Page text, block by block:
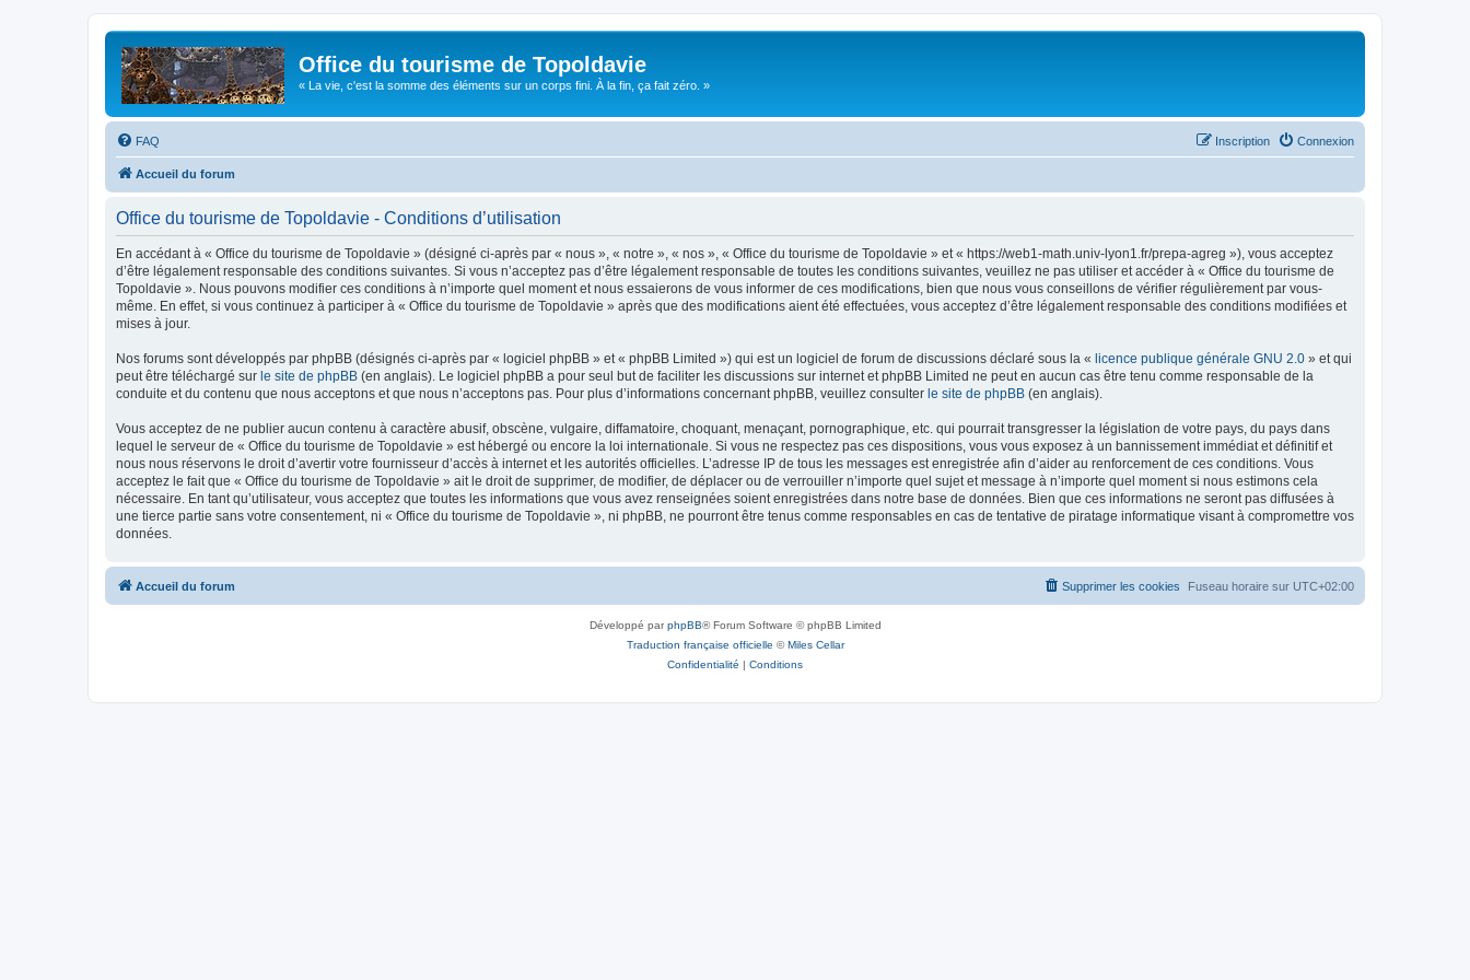
Office du tourisme de Topoldavie
« La vie, c'est la somme des éléments sur un corps fini. À la fin, ça fait zéro. »
FAQ Connexion
Inscription
Accueil du forum
Office du tourisme de Topoldavie - Conditions d’utilisation
En accédant à « Office du tourisme de Topoldavie » (désigné ci-après par « nous », « notre », « nos », « Office du tourisme de Topoldavie » et « https://web1-math.univ-lyon1.fr/prepa-agreg »), vous acceptez
d’être légalement responsable des conditions suivantes. Si vous n’acceptez pas d’être légalement responsable de toutes les conditions suivantes, veuillez ne pas utiliser et accéder à « Office du tourisme de
Topoldavie ». Nous pouvons modifier ces conditions à n’importe quel moment et nous essaierons de vous informer de ces modifications, bien que nous vous conseillons de vérifier régulièrement par vous-
même. En effet, si vous continuez à participer à « Office du tourisme de Topoldavie » après que des modifications aient été effectuées, vous acceptez d’être légalement responsable des conditions modifiées et
mises à jour.
Nos forums sont développés par phpBB (désignés ci-après par « logiciel phpBB » et « phpBB Limited ») qui est un logiciel de forum de discussions déclaré sous la « licence publique générale GNU 2.0 » et qui
peut être téléchargé sur le site de phpBB (en anglais). Le logiciel phpBB a pour seul but de faciliter les discussions sur internet et phpBB Limited ne peut en aucun cas être tenu comme responsable de la
conduite et du contenu que nous acceptons et que nous n’acceptons pas. Pour plus d’informations concernant phpBB, veuillez consulter le site de phpBB (en anglais).
Vous acceptez de ne publier aucun contenu à caractère abusif, obscène, vulgaire, diffamatoire, choquant, menaçant, pornographique, etc. qui pourrait transgresser la législation de votre pays, du pays dans
lequel le serveur de « Office du tourisme de Topoldavie » est hébergé ou encore la loi internationale. Si vous ne respectez pas ces dispositions, vous vous exposez à un bannissement immédiat et définitif et
nous nous réservons le droit d’avertir votre fournisseur d’accès à internet et les autorités officielles. L’adresse IP de tous les messages est enregistrée afin d’aider au renforcement de ces conditions. Vous
acceptez le fait que « Office du tourisme de Topoldavie » ait le droit de supprimer, de modifier, de déplacer ou de verrouiller n’importe quel sujet et message à n’importe quel moment si nous estimons cela
nécessaire. En tant qu’utilisateur, vous acceptez que toutes les informations que vous avez renseignées soient enregistrées dans notre base de données. Bien que ces informations ne seront pas diffusées à
une tierce partie sans votre consentement, ni « Office du tourisme de Topoldavie », ni phpBB, ne pourront être tenus comme responsables en cas de tentative de piratage informatique visant à compromettre vos
données.
Accueil du forum Fuseau horaire sur UTC+02:00
Supprimer les cookies
Développé parphpBB® Forum Software © phpBB Limited
Traduction française officielle ©Miles Cellar
Confidentialité | Conditions